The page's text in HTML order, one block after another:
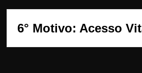
6° Motivo: Acesso